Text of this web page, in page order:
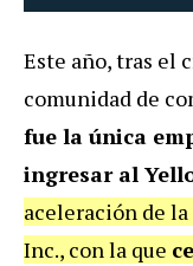
Este año, tras el
comunidad de
fue la única
ingresar al
aceleración de
Inc., con la que